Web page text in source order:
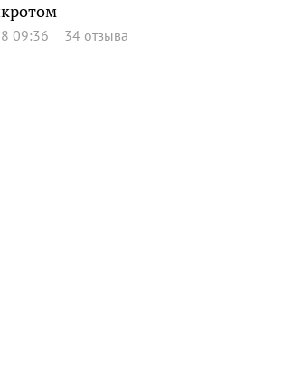
09:36 34 отзыва